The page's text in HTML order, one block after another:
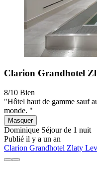
Clarion Grandhotel
8/10 Bien
"Hôtel haut de gamme sauf
monde. "
Masquer
Dominique Séjour de 1 nuit
Publié il y a un an
Clarion Grandhotel Zlaty Lev